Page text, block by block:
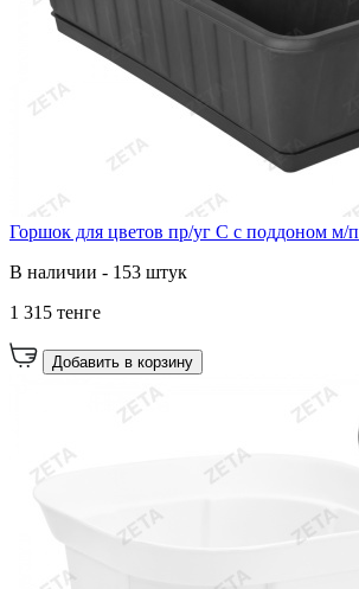
Горшок для цветов пр/уг С с поддоном м/п
В наличии - 153 штук
1 315 тенге
Добавить в корзину